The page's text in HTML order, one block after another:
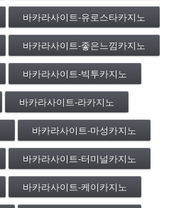
바카라사이트-유로스타카지노
바카라사이트-좋은느낌카지노
바카라사이트-빅투카지노
바카라사이트-라카지노
바카라사이트-마성카지노
바카라사이트-터미널카지노
바카라사이트-케이카지노